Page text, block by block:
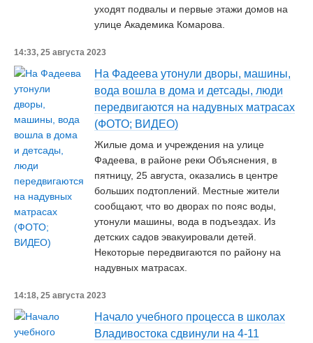
уходят подвалы и первые этажи домов на
улице Академика Комарова.
14:33, 25 августа 2023
На Фадеева утонули дворы, машины,
вода вошла в дома и детсады, люди
передвигаются на надувных матрасах
(ФОТО; ВИДЕО)
Жилые дома и учреждения на улице
Фадеева, в районе реки Объяснения, в
пятницу, 25 августа, оказались в центре
больших подтоплений. Местные жители
сообщают, что во дворах по пояс воды,
утонули машины, вода в подъездах. Из
детских садов эвакуировали детей.
Некоторые передвигаются по району на
надувных матрасах.
14:18, 25 августа 2023
Начало учебного процесса в школах
Владивостока сдвинули на 4-11